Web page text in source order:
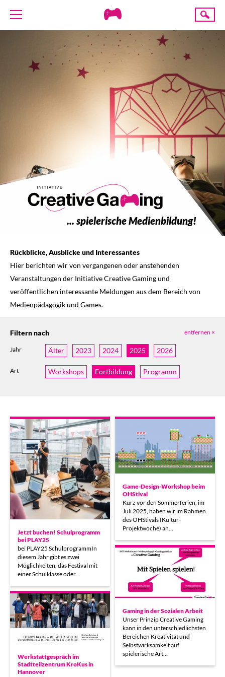
Creative
ÜBER UNS
AKTUELLES
ANGEBOTE
PROJEKTE
PRESSE
SPENDE
Suche
... spielerische Medienbildung!
Rückblicke, Ausblicke und Interessantes
Hier berichten wir von vergangenen oder anstehenden
Veranstaltungen der Initiative Creative Gaming und
veröffentlichen interessante Meldungen aus dem Bereich von
Medienpädagogik und Games.
Filtern nach entfernen ×
Jahr Älter 2023 2024 2025 2026
Art Workshops Fortbildung Programm
Jetzt buchen! Schulprogramm
bei PLAY25
bei PLAY25 SchulprogrammIn
diesem Jahr gibt es zwei
Möglichkeiten, das Festival mit
einer Schulklasse oder…
Game-Design-Workshop beim
OHStival
Kurz vor den Sommerferien, im
Juli 2025, haben wir im Rahmen
des OHStivals (Kultur-
Projektwoche) an…
Gaming in der Sozialen Arbeit
Unser Prinzip Creative Gaming
kann in den unterschiedlichsten
Bereichen Kreativität und
Selbstwirksamkeit auf
spielerische Art…
Werkstattgespräch im
Stadtteilzentrum KroKus in
Hannover